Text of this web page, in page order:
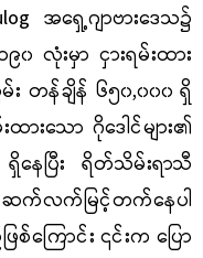
အရှေ့ဂျာဗားဒေသ၌
၀ လုံးမှာ ငှားရမ်းထား
း တန်ချိန် ၆၅၀,၀၀၀ ရှိ
ားသော ဂိုဒေါင်များ၏
နေပြီး ရိတ်သိမ်းရာသီ
ဆက်လက်မြင့်တက်နေပါ
စ်ကြောင်း ၎င်းက ပြော